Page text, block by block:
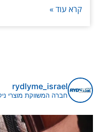
קרא עוד »
rydlyme_israel
חברה המשווקת מוצרי
ומשקעים במערכות קירור